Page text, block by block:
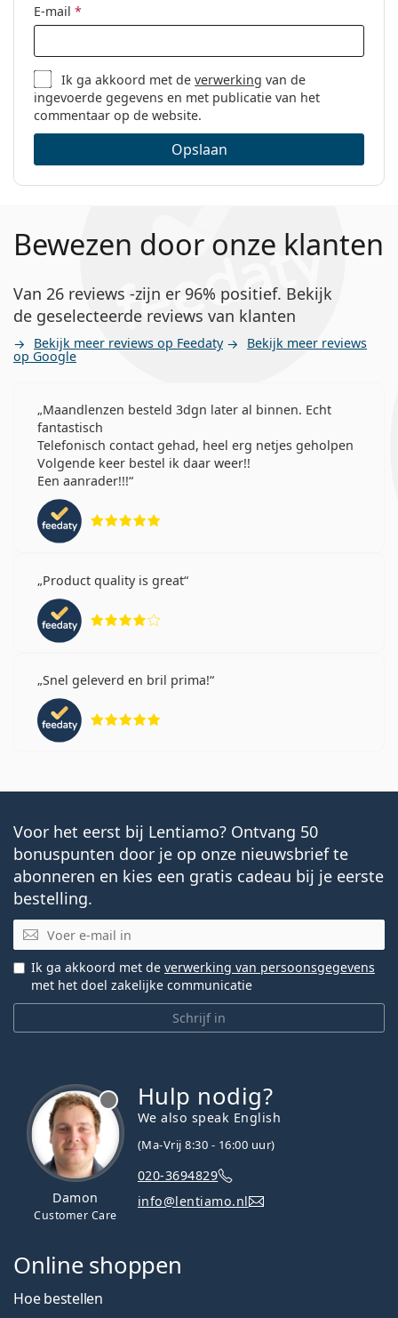
E-mail *
Ik ga akkoord met deverwerking van de
ingevoerde gegevens en met publicatie van het
commentaar op de website.
Opslaan
Bewezen door onze klanten
Van 26 reviews -zijn er 96% positief. Bekijk
de geselecteerde reviews van klanten
Bekijk meer reviews op Feedaty Bekijk meer reviews
op Google
Maandlenzen besteld 3dgn later al binnen. Echt
fantastisch
Telefonisch contact gehad, heel erg netjes geholpen
Volgende keer bestel ik daar weer!!
Een aanrader!!!
Product quality is great
Snel geleverd en bril prima!
Voor het eerst bij Lentiamo? Ontvang 50
bonuspunten door je op onze nieuwsbrief te
abonneren en kies een gratis cadeau bij je eerste
bestelling.
E-mail
Schrijf in
Ik ga akkoord met de verwerking van persoonsgegevens
met het doel zakelijke communicatie
Damon
Customer Care
Hulp nodig?
We also speak English
(Ma-Vrij 8:30 - 16:00 uur)
020-3694829
info@lentiamo.nl
Online shoppen
Hoe bestellen